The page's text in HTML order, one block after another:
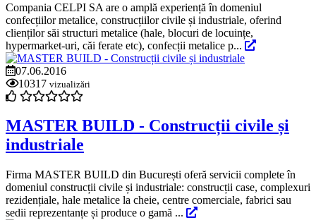
Compania CELPI SA are o amplă experiență în domeniul
confecțiilor metalice, construcțiilor civile și industriale, oferind
clienților săi structuri metalice (hale, blocuri de locuințe,
hypermarket-uri, căi ferate etc), confecții metalice p...
07.06.2016
10317 vizualizări
MASTER BUILD - Construcții civile și
industriale
Firma MASTER BUILD din București oferă servicii complete în
domeniul construcții civile și industriale: construcții case, complexuri
rezidențiale, hale metalice la cheie, centre comerciale, fabrici sau
sedii reprezentanțe și produce o gamă ...